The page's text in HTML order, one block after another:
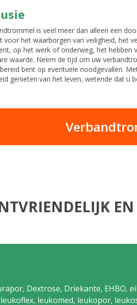
is veel meer dan alleen een
voor het waarborgen van veiligheid, het
op het werk of onderweg, het hebben
waarde. Neem de tijd om uw
bent op eventuele noodgevallen.
genieten van het leven, wetende dat u
EN
, Dextrose, Driekante, EHBO,
leukoflex, leukomed, leukopor,